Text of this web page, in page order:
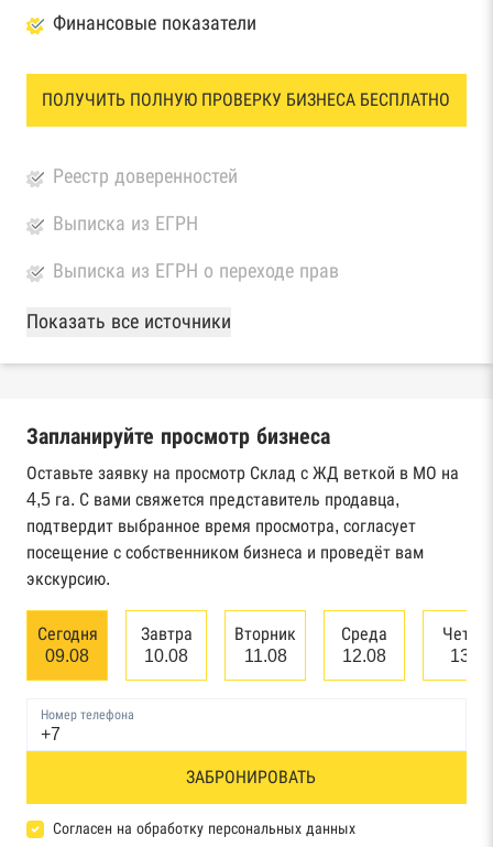
Финансовые показатели
ПОЛУЧИТЬ ПОЛНУЮ ПРОВЕРКУ БИЗНЕСА БЕСПЛАТНО
Реестр доверенностей
Выписка из ЕГРН
Выписка из ЕГРН о переходе прав
База Росстата
Реестры ЕГРЮЛ и ЕГРИП Федеральной
Реестр государственных контрактов
Федерального казначейства
Картотека арбитражных дел Высшего
арбитражного суда
банкротстве юридических лиц
Единый федеральный реестр сведений о
банкротстве физических лиц
Реестр товарных знаков и знаков обслуживания
База исполнительного производства
Показать все источники
Запланируйте просмотр бизнеса
Оставьте заявку на просмотр Склад с ЖД веткой в МО на
4,5 га. С вами свяжется представитель продавца,
подтвердит выбранное время просмотра, согласует
посещение с собственником бизнеса и проведёт вам
экскурсию.
Сегодня
09.08
Завтра
10.08
Вторник
11.08
Среда
12.08
13.08
Номер телефона
ЗАБРОНИРОВАТЬ
Согласен на обработку персональных данных